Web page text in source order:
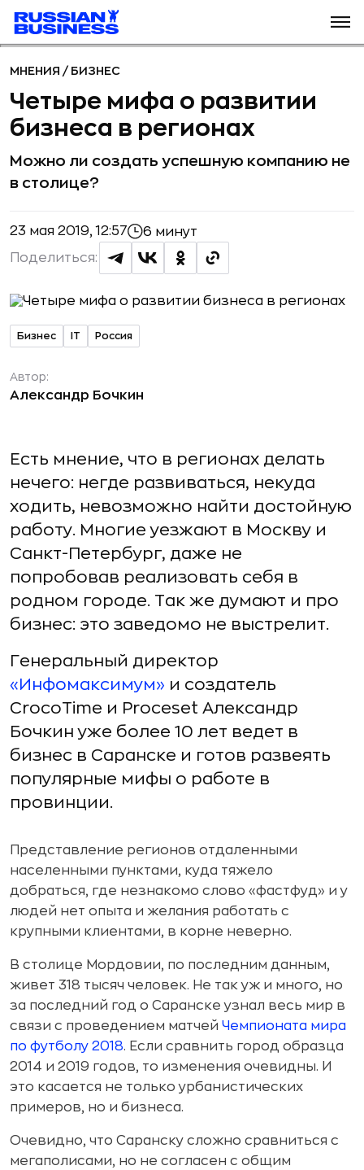
МНЕНИЯ / БИЗНЕС
Четыре мифа о развитии
бизнеса в регионах
Можно ли создать успешную компанию не
в столице?
23 мая 2019, 12:57 6 минут
Поделиться:
Бизнес IT Россия
Автор:
Александр Бочкин
Есть мнение, что в регионах делать
нечего: негде развиваться, некуда
ходить, невозможно найти достойную
работу. Многие уезжают в Москву и
Санкт-Петербург, даже не
попробовав реализовать себя в
родном городе. Так же думают и про
бизнес: это заведомо не выстрелит.
Генеральный директор
«Инфомаксимум» и создатель
CrocoTime и Proceset Александр
Бочкин уже более 10 лет ведет в
бизнес в Саранске и готов развеять
популярные мифы о работе в
провинции.
Представление регионов отдаленными
населенными пунктами, куда тяжело
добраться, где незнакомо слово «фастфуд» и у
людей нет опыта и желания работать с
крупными клиентами, в корне неверно.
В столице Мордовии, по последним данным,
живет 318 тысяч человек. Не так уж и много, но
за последний год о Саранске узнал весь мир в
связи с проведением матчей Чемпионата мира
по футболу 2018. Если сравнить город образца
2014 и 2019 годов, то изменения очевидны. И
это касается не только урбанистических
примеров, но и бизнеса.
Очевидно, что Саранску сложно сравниться с
мегаполисами, но не согласен с общим